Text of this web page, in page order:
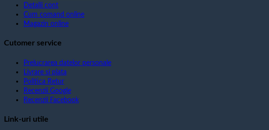
Detalii cont
Cum comand online
Magazin online
Cutomer service
Prelucrarea datelor personale
Livrare si plata
Politica Retur
Recenzii Google
Recenzii Facebook
Link-uri utile